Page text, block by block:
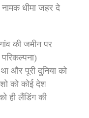
धीमा जहर दे
की जमीन पर
और पूरी दुनिया को
को कोई देश
ही लैंडिंग की